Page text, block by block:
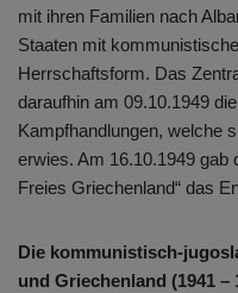
mit ihren Familien nach
Staaten mit
Herrschaftsform. Das
daraufhin am 09.10.1949
Kampfhandlungen, welche
erwies. Am 16.10.1949 gab
Freies Griechenland“ das
Die kommunistisch-
und Griechenland (1941 –